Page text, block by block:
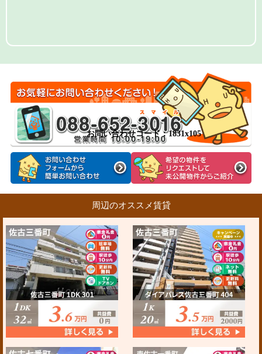
お問い合わせコード：1831x105
周辺のオススメ賃貸